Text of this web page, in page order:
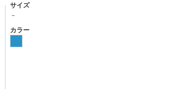
サイズ
－
カラー